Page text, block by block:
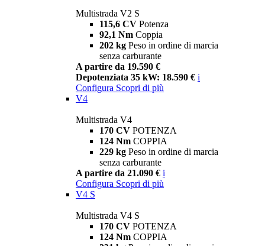
Multistrada V2 S
115,6 CV Potenza
92,1 Nm Coppia
202 kg Peso in ordine di marcia
senza carburante
A partire da 19.590 €
Depotenziata 35 kW: 18.590 € i
Configura Scopri di più
V4
Multistrada V4
170 CV POTENZA
124 Nm COPPIA
229 kg Peso in ordine di marcia
senza carburante
A partire da 21.090 € i
Configura Scopri di più
V4 S
Multistrada V4 S
170 CV POTENZA
124 Nm COPPIA